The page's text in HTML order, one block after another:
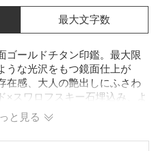
最大文字数
ゴールドチタン印鑑。最大限
うな光沢をもつ鏡面仕上が
在感、大人の艶出しにふさわ
×スワロフスキー石埋込み、よ
ジナル印鑑を！純チタン製、
レルギーの心配がなく、安心
。
と見る